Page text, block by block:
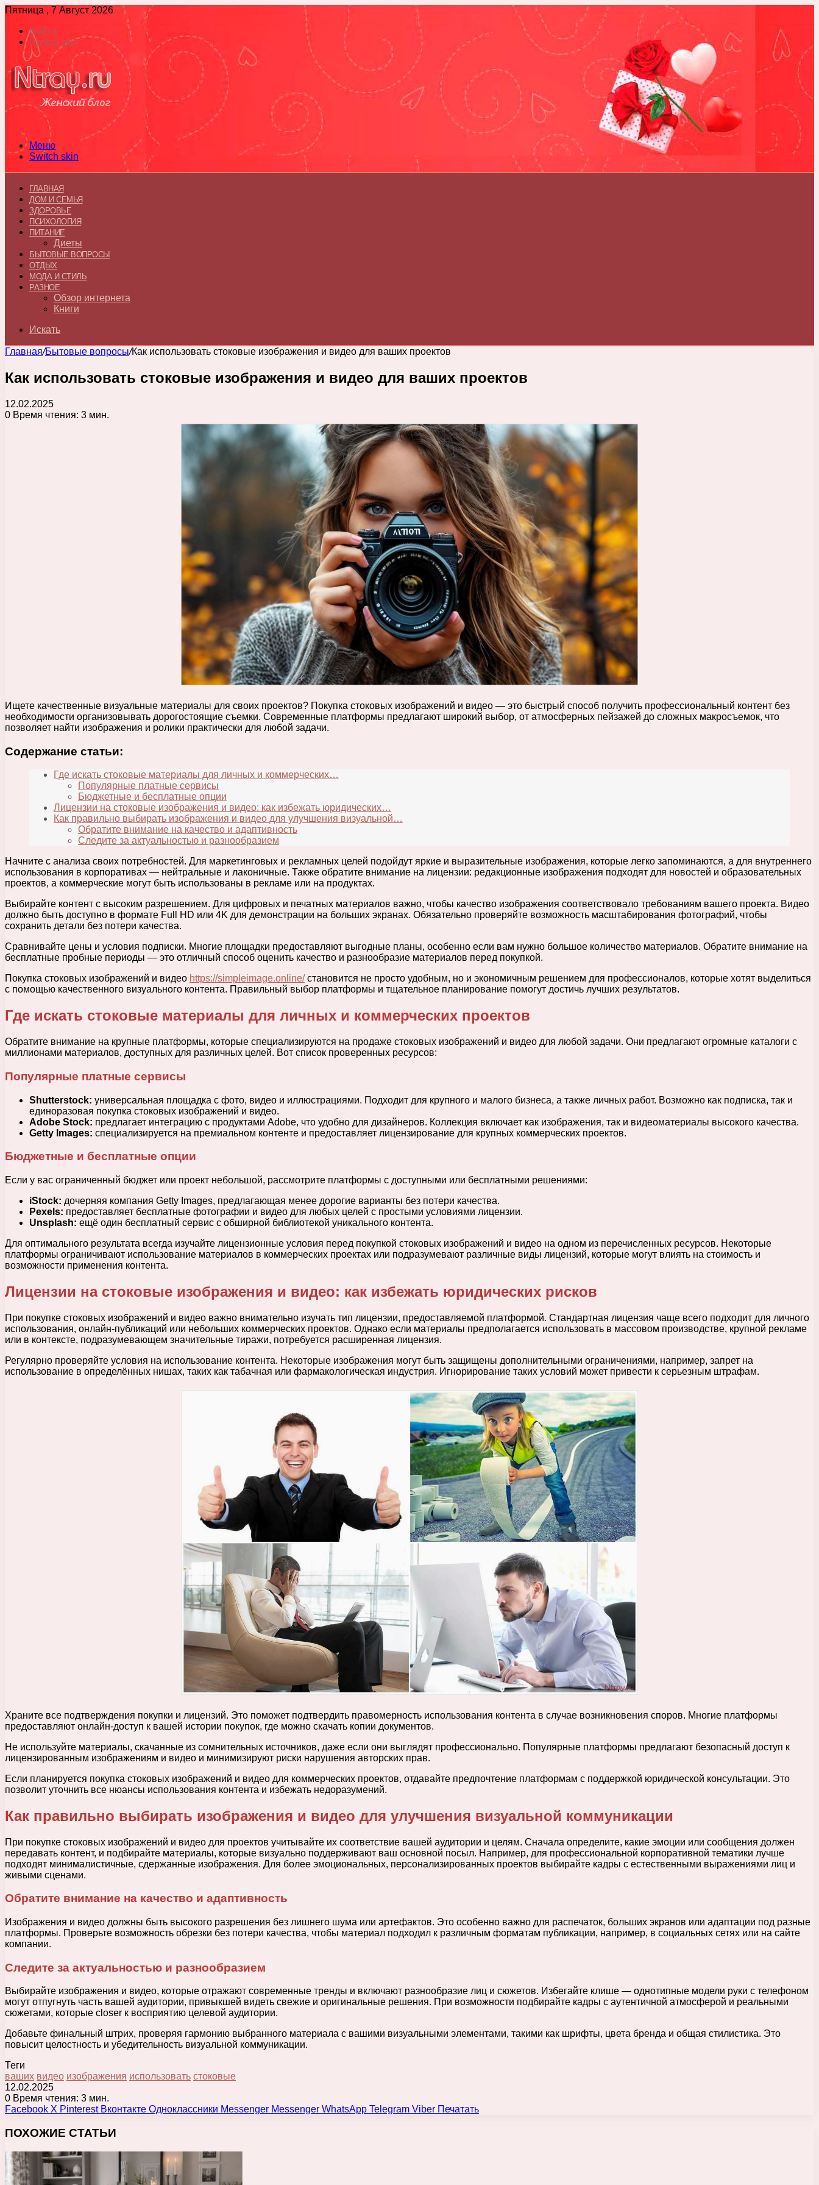
Пятница , 7 Август 2026
Войти
Switch skin
Меню
Switch skin
ГЛАВНАЯ
ДОМ И СЕМЬЯ
ЗДОРОВЬЕ
ПСИХОЛОГИЯ
ПИТАНИЕ
Диеты
БЫТОВЫЕ ВОПРОСЫ
ОТДЫХ
МОДА И СТИЛЬ
РАЗНОЕ
Обзор интернета
Книги
Искать
Главная/Бытовые вопросы/Как использовать стоковые изображения и видео для ваших проектов
Как использовать стоковые изображения и видео для ваших проектов
12.02.2025
0 Время чтения: 3 мин.
Ищете качественные визуальные материалы для своих проектов? Покупка стоковых изображений и видео — это быстрый способ получить профессиональный контент без
необходимости организовывать дорогостоящие съемки. Современные платформы предлагают широкий выбор, от атмосферных пейзажей до сложных макросъемок, что
позволяет найти изображения и ролики практически для любой задачи.
Содержание статьи:
Где искать стоковые материалы для личных и коммерческих…
Популярные платные сервисы
Бюджетные и бесплатные опции
Лицензии на стоковые изображения и видео: как избежать юридических…
Как правильно выбирать изображения и видео для улучшения визуальной…
Обратите внимание на качество и адаптивность
Следите за актуальностью и разнообразием
Начните с анализа своих потребностей. Для маркетинговых и рекламных целей подойдут яркие и выразительные изображения, которые легко запоминаются, а для внутреннего
использования в корпоративах — нейтральные и лаконичные. Также обратите внимание на лицензии: редакционные изображения подходят для новостей и образовательных
проектов, а коммерческие могут быть использованы в рекламе или на продуктах.
Выбирайте контент с высоким разрешением. Для цифровых и печатных материалов важно, чтобы качество изображения соответствовало требованиям вашего проекта. Видео
должно быть доступно в формате Full HD или 4K для демонстрации на больших экранах. Обязательно проверяйте возможность масштабирования фотографий, чтобы
сохранить детали без потери качества.
Сравнивайте цены и условия подписки. Многие площадки предоставляют выгодные планы, особенно если вам нужно большое количество материалов. Обратите внимание на
бесплатные пробные периоды — это отличный способ оценить качество и разнообразие материалов перед покупкой.
Покупка стоковых изображений и видео https://simpleimage.online/становится не просто удобным, но и экономичным решением для профессионалов, которые хотят выделиться
с помощью качественного визуального контента. Правильный выбор платформы и тщательное планирование помогут достичь лучших результатов.
Где искать стоковые материалы для личных и коммерческих проектов
Обратите внимание на крупные платформы, которые специализируются на продаже стоковых изображений и видео для любой задачи. Они предлагают огромные каталоги с
миллионами материалов, доступных для различных целей. Вот список проверенных ресурсов:
Популярные платные сервисы
Shutterstock: универсальная площадка с фото, видео и иллюстрациями. Подходит для крупного и малого бизнеса, а также личных работ. Возможно как подписка, так и
единоразовая покупка стоковых изображений и видео.
Adobe Stock: предлагает интеграцию с продуктами Adobe, что удобно для дизайнеров. Коллекция включает как изображения, так и видеоматериалы высокого качества.
Getty Images: специализируется на премиальном контенте и предоставляет лицензирование для крупных коммерческих проектов.
Бюджетные и бесплатные опции
Если у вас ограниченный бюджет или проект небольшой, рассмотрите платформы с доступными или бесплатными решениями:
iStock: дочерняя компания Getty Images, предлагающая менее дорогие варианты без потери качества.
Pexels: предоставляет бесплатные фотографии и видео для любых целей с простыми условиями лицензии.
Unsplash: ещё один бесплатный сервис с обширной библиотекой уникального контента.
Для оптимального результата всегда изучайте лицензионные условия перед покупкой стоковых изображений и видео на одном из перечисленных ресурсов. Некоторые
платформы ограничивают использование материалов в коммерческих проектах или подразумевают различные виды лицензий, которые могут влиять на стоимость и
возможности применения контента.
Лицензии на стоковые изображения и видео: как избежать юридических рисков
При покупке стоковых изображений и видео важно внимательно изучать тип лицензии, предоставляемой платформой. Стандартная лицензия чаще всего подходит для личного
использования, онлайн-публикаций или небольших коммерческих проектов. Однако если материалы предполагается использовать в массовом производстве, крупной рекламе
или в контексте, подразумевающем значительные тиражи, потребуется расширенная лицензия.
Регулярно проверяйте условия на использование контента. Некоторые изображения могут быть защищены дополнительными ограничениями, например, запрет на
использование в определённых нишах, таких как табачная или фармакологическая индустрия. Игнорирование таких условий может привести к серьезным штрафам.
Храните все подтверждения покупки и лицензий. Это поможет подтвердить правомерность использования контента в случае возникновения споров. Многие платформы
предоставляют онлайн-доступ к вашей истории покупок, где можно скачать копии документов.
Не используйте материалы, скачанные из сомнительных источников, даже если они выглядят профессионально. Популярные платформы предлагают безопасный доступ к
лицензированным изображениям и видео и минимизируют риски нарушения авторских прав.
Если планируется покупка стоковых изображений и видео для коммерческих проектов, отдавайте предпочтение платформам с поддержкой юридической консультации. Это
позволит уточнить все нюансы использования контента и избежать недоразумений.
Как правильно выбирать изображения и видео для улучшения визуальной коммуникации
При покупке стоковых изображений и видео для проектов учитывайте их соответствие вашей аудитории и целям. Сначала определите, какие эмоции или сообщения должен
передавать контент, и подбирайте материалы, которые визуально поддерживают ваш основной посыл. Например, для профессиональной корпоративной тематики лучше
подходят минималистичные, сдержанные изображения. Для более эмоциональных, персонализированных проектов выбирайте кадры с естественными выражениями лиц и
живыми сценами.
Обратите внимание на качество и адаптивность
Изображения и видео должны быть высокого разрешения без лишнего шума или артефактов. Это особенно важно для распечаток, больших экранов или адаптации под разные
платформы. Проверьте возможность обрезки без потери качества, чтобы материал подходил к различным форматам публикации, например, в социальных сетях или на сайте
компании.
Следите за актуальностью и разнообразием
Выбирайте изображения и видео, которые отражают современные тренды и включают разнообразие лиц и сюжетов. Избегайте клише — однотипные модели руки с телефоном
могут отпугнуть часть вашей аудитории, привыкшей видеть свежие и оригинальные решения. При возможности подбирайте кадры с аутентичной атмосферой и реальными
сюжетами, которые closer к восприятию целевой аудитории.
Добавьте финальный штрих, проверяя гармонию выбранного материала с вашими визуальными элементами, такими как шрифты, цвета бренда и общая стилистика. Это
повысит целостность и убедительность визуальной коммуникации.
Теги
ваших видео изображения использовать стоковые
12.02.2025
0 Время чтения: 3 мин.
Facebook X Pinterest Вконтакте Одноклассники Messenger Messenger WhatsApp Telegram Viber Печатать
ПОХОЖИЕ СТАТЬИ